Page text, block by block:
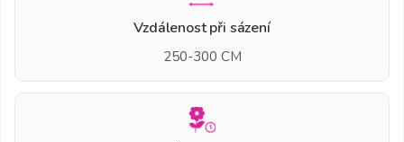
Vzdálenost při sázení
250-300 CM